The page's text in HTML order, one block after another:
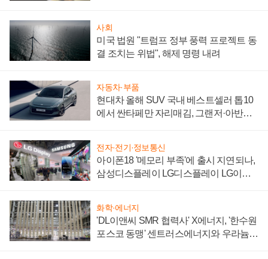
사회
미국 법원 "트럼프 정부 풍력 프로젝트 동
결 조치는 위법", 해제 명령 내려
자동차·부품
현대차 올해 SUV 국내 베스트셀러 톱10
에서 싼타페만 자리매김, 그랜저·아반떼
전자·전기·정보통신
아이폰18 '메모리 부족'에 출시 지연되나,
삼성디스플레이 LG디스플레이 LG이노
화학·에너지
'DL이앤씨 SMR 협력사' X에너지, '한수원
포스코 동맹' 센트러스에너지와 우라늄